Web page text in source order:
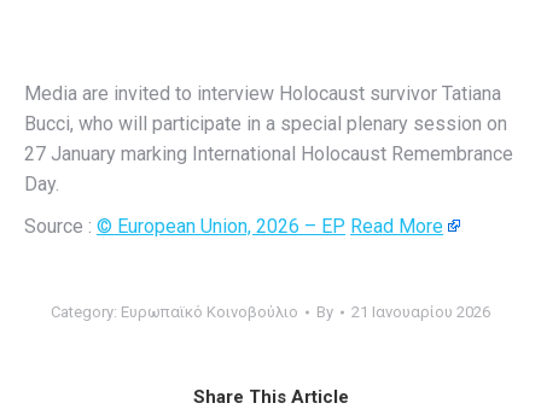
Media are invited to interview Holocaust survivor Tatiana
Bucci, who will participate in a special plenary session on
27 January marking International Holocaust Remembrance
Day.
Source : © European Union, 2026 – EP Read More
Category: Ευρωπαϊκό Κοινοβούλιο By 21 Ιανουαρίου 2026
Share This Article